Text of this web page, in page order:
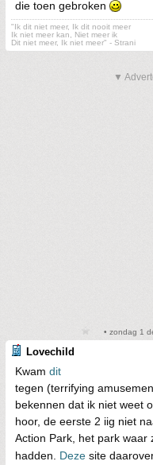
die toen gebroken
"Ik dit niet meer, Ik dit nooit meer
Ik niet meer kan, Niet meer ik
Dit niet meer, Ik niet meer" - Strani
▼
• zondag 1
Lovechild
Kwam dit
tegen (terrifying
bekennen dat ik niet weet
hoor, de eerste 2 iig niet
Action Park, het park waar
hadden. Deze site